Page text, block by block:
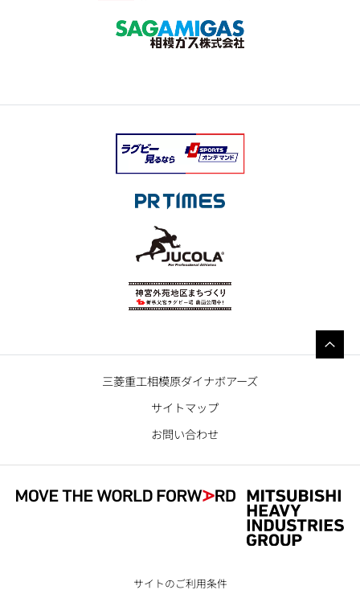
三菱重工相模原ダイナボアーズ
サイトマップ
お問い合わせ
サイトのご利用条件